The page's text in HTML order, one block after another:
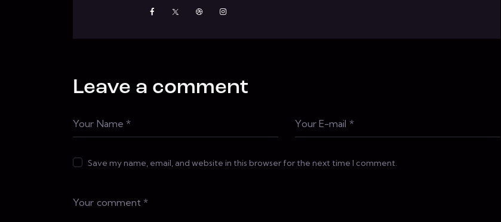
Leave a comment
Save my name, email, and website in this browser for the next time I comment.